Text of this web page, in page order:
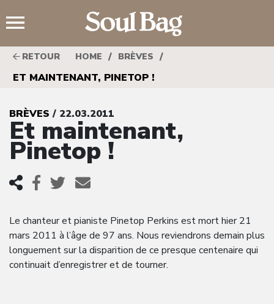
RETOUR HOME / BRÈVES /
ET MAINTENANT, PINETOP !
BRÈVES / 22.03.2011
Et maintenant,
Pinetop !
Le chanteur et pianiste Pinetop Perkins est mort hier 21
mars 2011 à l’âge de 97 ans. Nous reviendrons demain plus
longuement sur la disparition de ce presque centenaire qui
continuait d’enregistrer et de tourner.